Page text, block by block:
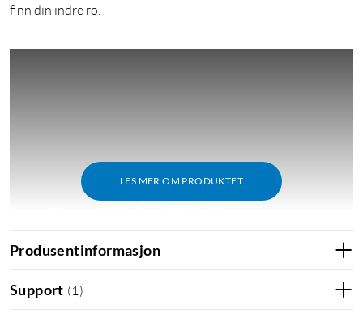
finn din indre ro.
LES MER OM PRODUKTET
Prøveperiode på Fitbit Premium
Produsentinformasjon
Support (1 )